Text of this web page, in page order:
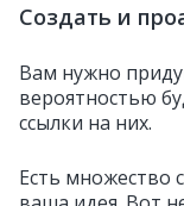
Создать и
Вам нужно
вероятностью
ссылки на них.
Есть множество